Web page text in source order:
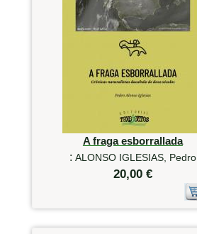
A fraga esborrallada
: ALONSO IGLESIAS, Pedro
20,00 €